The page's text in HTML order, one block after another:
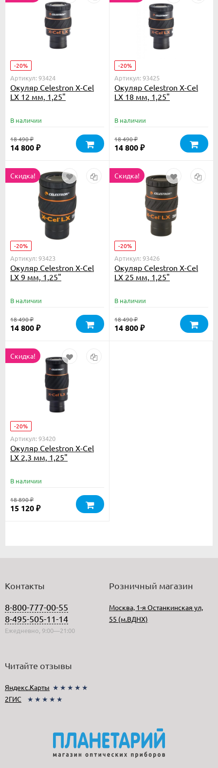
-20%
Артикул: 93424
Окуляр Celestron X-Cel
LX 12 мм, 1,25"
В наличии
18 490₽
14 800 ₽
-20%
Артикул: 93425
Окуляр Celestron X-Cel
LX 18 мм, 1,25"
В наличии
18 490₽
14 800 ₽
Скидка!
-20%
Артикул: 93423
Окуляр Celestron X-Cel
LX 9 мм, 1,25"
В наличии
18 490₽
14 800 ₽
Скидка!
-20%
Артикул: 93426
Окуляр Celestron X-Cel
LX 25 мм, 1,25"
В наличии
18 490₽
14 800 ₽
Скидка!
-20%
Артикул: 93420
Окуляр Celestron X-Cel
LX 2,3 мм, 1,25"
В наличии
18 890₽
15 120 ₽
Контакты
8-800-777-00-55
8-495-505-11-14
Ежедневно, 9:00—21:00
Розничный магазин
Москва, 1-я Останкинская ул,
55 (м.ВДНХ)
Читайте отзывы
Яндекс.Карты ★★★★★
2ГИС
★★★★★